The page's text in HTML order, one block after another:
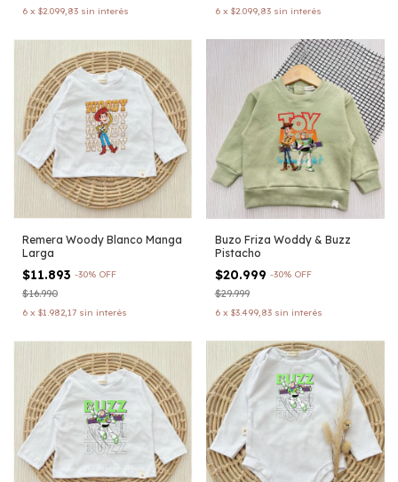
6 x $2.099,83 sin interés 6 x $2.099,83 sin interés
Remera Woody Blanco Manga
Larga
$11.893 -30% OFF
$16.990
6 x $1.982,17 sin interés
Buzo Friza Woddy & Buzz
Pistacho
$20.999 -30% OFF
$29.999
6 x $3.499,83 sin interés